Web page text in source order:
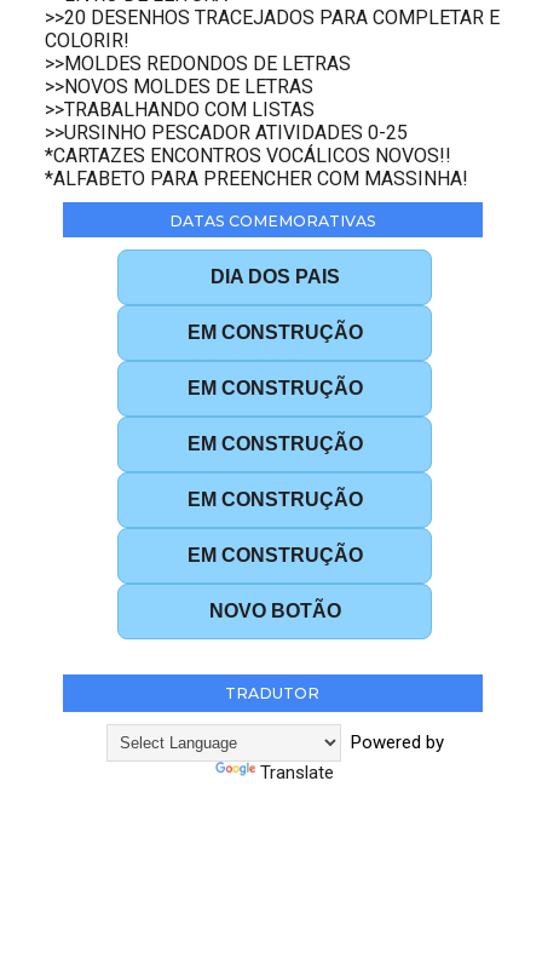
>>20 DESENHOS TRACEJADOS PARA COMPLETAR E
COLORIR!
>>MOLDES REDONDOS DE LETRAS
>>NOVOS MOLDES DE LETRAS
>>TRABALHANDO COM LISTAS
>>URSINHO PESCADOR ATIVIDADES 0-25
*CARTAZES ENCONTROS VOCÁLICOS NOVOS!!
*ALFABETO PARA PREENCHER COM MASSINHA!
DATAS COMEMORATIVAS
DIA DOS PAIS
EM CONSTRUÇÃO
EM CONSTRUÇÃO
EM CONSTRUÇÃO
EM CONSTRUÇÃO
EM CONSTRUÇÃO
NOVO BOTÃO
TRADUTOR
Powered by
Translate